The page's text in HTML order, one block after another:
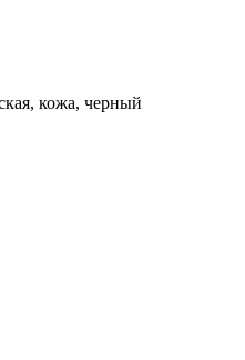
кожа, черный